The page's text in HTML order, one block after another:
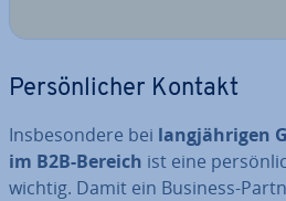
Per­sön­li­cher Kontakt
Ins­be­son­de­re bei lang­jäh­ri­gen
im B2B-Bereich ist eine
wichtig. Damit ein Business-